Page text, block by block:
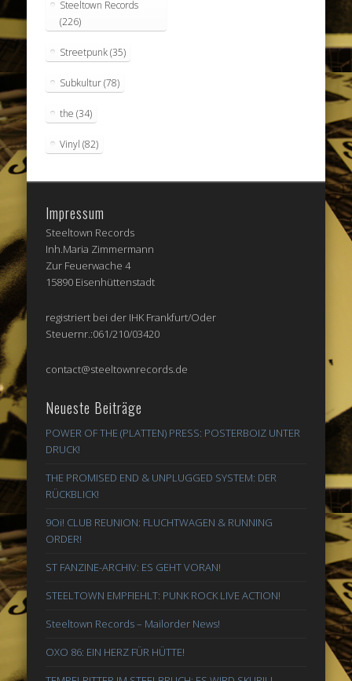
Steeltown Records
(226)
Streetpunk(35)
Subkultur(78)
the (34)
Vinyl (82)
Impressum
Steeltown Records
Inh.Maria Zimmermann
Zur Feuerwache 4
15890 Eisenhüttenstadt
registriert bei der IHK Frankfurt/Oder
Steuernr.:061/210/03420
contact@steeltownrecords.de
Neueste Beiträge
POWER OF THE (PLATTEN) PRESS: POSTERBOIZ UNTER
DRUCK!
THE PROMISED END & UNPLUGGED SYSTEM: DER
RÜCKBLICK!
9Oi! CLUB REUNION: FLUCHTWAGEN & RUNNING
ORDER!
ST FANZINE-ARCHIV: ES GEHT VORAN!
STEELTOWN EMPFIEHLT: PUNK ROCK LIVE ACTION!
Steeltown Records – Mailorder News!
OXO 86: EIN HERZ FÜR HÜTTE!